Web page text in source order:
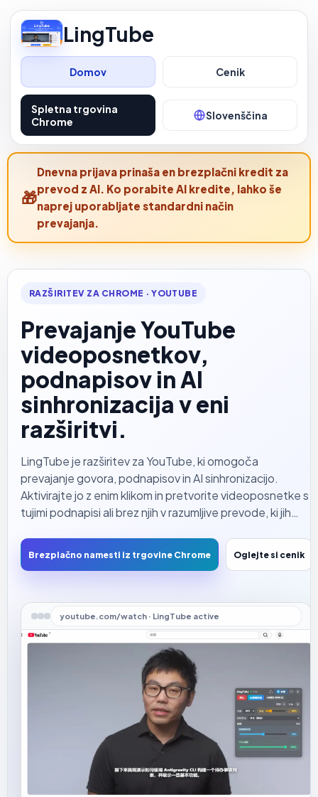
LingTube
Domov Cenik
Spletna trgovina
Chrome
Slovenščina
Dnevna prijava prinaša en brezplačni kredit za
prevod z AI. Ko porabite AI kredite, lahko še
naprej uporabljate standardni način
prevajanja.
RAZŠIRITEV ZA CHROME · YOUTUBE
Prevajanje YouTube
videoposnetkov,
podnapisov in AI
sinhronizacija v eni
razširitvi.
LingTube je razširitev za YouTube, ki omogoča
prevajanje govora, podnapisov in AI sinhronizacijo.
Aktivirajte jo z enim klikom in pretvorite videoposnetke s
tujimi podnapisi ali brez njih v razumljive prevode, ki jih
gledanja v podnapise.
Brezplačno namesti iz trgovine Chrome Oglejte si cenik
youtube.com/watch · LingTube active